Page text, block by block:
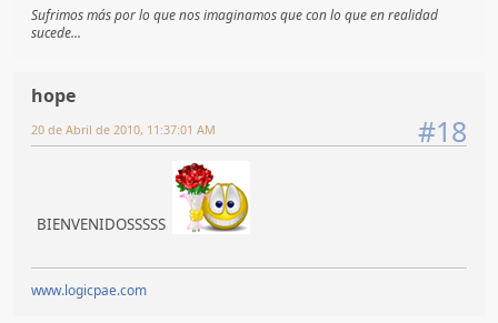
Sufrimos más por lo que nos imaginamos que con lo que en realidad
sucede...
hope
#18
20 de Abril de 2010, 11:37:01 AM
BIENVENIDOSSSSS
www.logicpae.com